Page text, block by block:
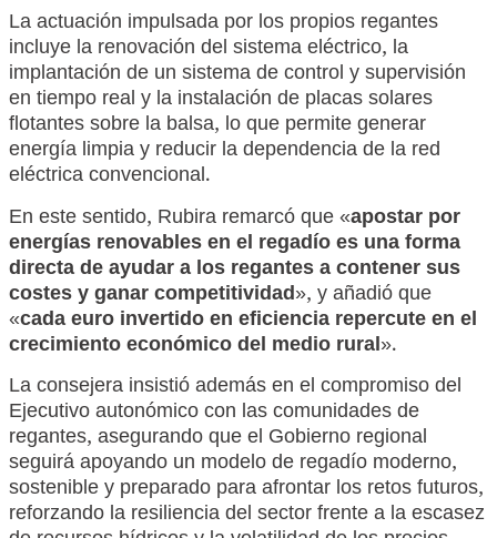
La actuación impulsada por los propios regantes
incluye la renovación del sistema eléctrico, la
implantación de un sistema de control y supervisión
en tiempo real y la instalación de placas solares
flotantes sobre la balsa, lo que permite generar
energía limpia y reducir la dependencia de la red
eléctrica convencional.
En este sentido, Rubira remarcó que «apostar por
energías renovables en el regadío es una forma
directa de ayudar a los regantes a contener sus
costes y ganar competitividad», y añadió que
«cada euro invertido en eficiencia repercute en el
crecimiento económico del medio rural».
La consejera insistió además en el compromiso del
Ejecutivo autonómico con las comunidades de
regantes, asegurando que el Gobierno regional
seguirá apoyando un modelo de regadío moderno,
sostenible y preparado para afrontar los retos futuros,
reforzando la resiliencia del sector frente a la escasez